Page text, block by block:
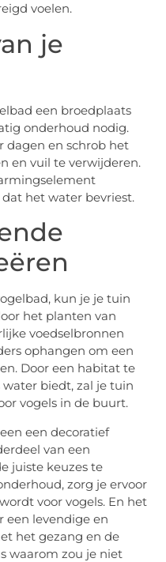
voelen.
je
een broedplaats
onderhoud nodig.
dagen en schrob het
en vuil te verwijderen.
het water bevriest.
kun je je tuin
het planten van
voedselbronnen
ophangen om een
Door een habitat te
water biedt, zal je tuin
vogels in de buurt.
een decoratief
van een
juiste keuzes te
zorg je ervoor
voor vogels. En het
een levendige en
het gezang en de
waarom zou je niet